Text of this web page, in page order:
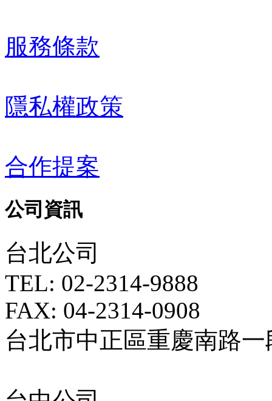
服務條款
隱私權政策
合作提案
公司資訊
台北公司
TEL: 02-2314-9888
FAX: 04-2314-0908
台北市中正區重慶南路一